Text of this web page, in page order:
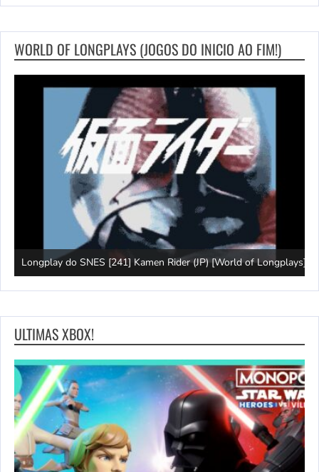
WORLD OF LONGPLAYS (JOGOS DO INICIO AO FIM!)
Longplay do SNES [241] Kamen Rider (JP) [World of Longplays]
ULTIMAS XBOX!